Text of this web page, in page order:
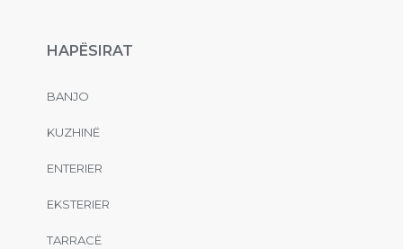
HAPËSIRAT
BANJO
KUZHINË
ENTERIER
EKSTERIER
TARRACË